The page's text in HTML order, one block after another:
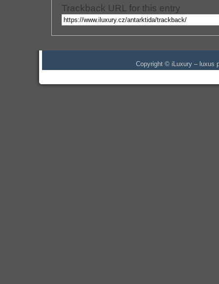
Trackback URL for this entry
Copyright © iLuxury – luxus